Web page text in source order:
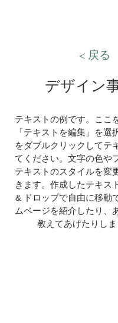
< 戻る
デザイン
テキストの例です。ここ
「テキストを編集」を選
をダブルクリックしてテ
てください。文字の色や
テキストのスタイルを変
きます。作成したテキス
& ドロップで自由に移動
ムページを紹介したり、
教えてあげたりしま